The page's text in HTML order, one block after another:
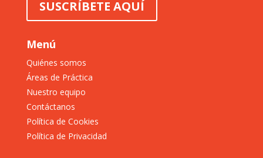
SUSCRÍBETE AQUÍ
Menú
Quiénes somos
Áreas de Práctica
Nuestro equipo
Contáctanos
Política de Cookies
Política de Privacidad